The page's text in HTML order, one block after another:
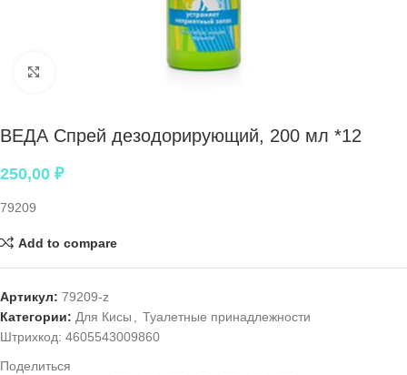
Нажмите, чтобы увеличить
ВЕДА Спрей дезодорирующий, 200 мл *12
250,00 ₽
79209
Add to compare
Артикул: 79209-z
Категории: Для Кисы
Туалетные принадлежности
Штрихкод: 4605543009860
Поделиться